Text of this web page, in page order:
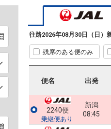
往路2026年08月30日（日）
残席のある便のみ
便名 出発
2240便
乗継便あり
新潟
08:45